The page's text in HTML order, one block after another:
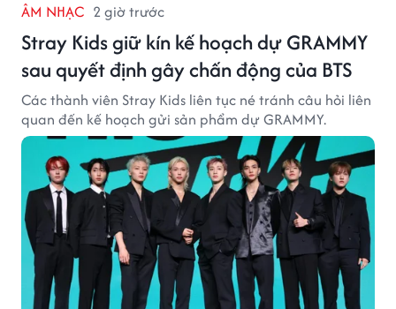
ÂM NHẠC 2 giờ trước
Stray Kids giữ kín kế hoạch dự GRAMMY
sau quyết định gây chấn động của BTS
Các thành viên Stray Kids liên tục né tránh câu hỏi liên
quan đến kế hoạch gửi sản phẩm dự GRAMMY.